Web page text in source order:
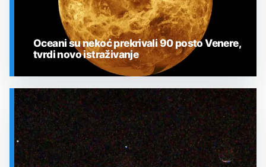
SVEMIR
Oceani su nekoć prekrivali 90 posto Venere,
tvrdi novo istraživanje